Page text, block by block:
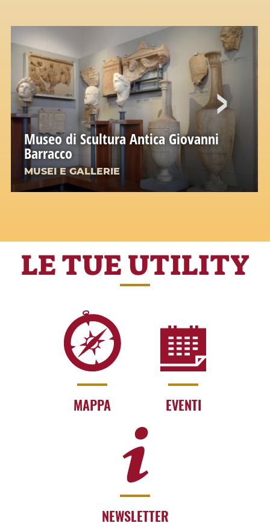
Museo di Scultura Antica Giovanni
Barracco
MUSEI E GALLERIE
LE TUE UTILITY
MAPPA EVENTI
NEWSLETTER